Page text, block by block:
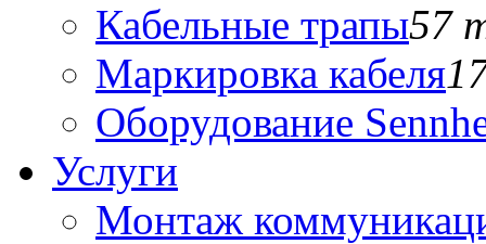
Кабельные трапы57
Маркировка кабеля
Оборудование
Услуги
Монтаж